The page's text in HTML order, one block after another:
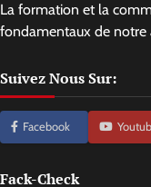
La formation et la
fondamentaux de notre
Suivez Nous Sur:
Facebook
Fack-Check